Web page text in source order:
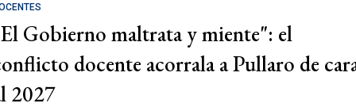
Gobierno maltrata y miente": el
docente acorrala a Pullaro de
2027